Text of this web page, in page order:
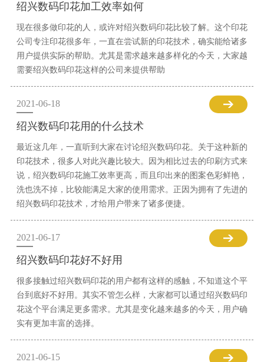
绍兴数码印花加工效率如何
现在很多做印花的人，或许对绍兴数码印花比较了解。这个印花
公司专注印花很多年，一直在尝试新的印花技术，确实能给诸多
用户提供实际的帮助。尤其是需求越来越多样化的今天，大家越
需要绍兴数码印花这样的公司来提供帮助
2021-06-18
绍兴数码印花用的什么技术
最近这几年，一直听到大家在讨论绍兴数码印花。关于这种新的
印花技术，很多人对此兴趣比较大。因为相比过去的印刷方式来
说，绍兴数码印花施工效率更高，而且印出来的图案色彩鲜艳，
洗也洗不掉，比较能满足大家的使用需求。正因为拥有了先进的
绍兴数码印花技术，才给用户带来了诸多便捷。
2021-06-17
绍兴数码印花好不好用
很多接触过绍兴数码印花的用户都有这样的感触，不知道这个平
台到底好不好用。其实不管怎么样，大家都可以通过绍兴数码印
花这个平台满足更多需求。尤其是变化越来越多的今天，用户确
实有更加丰富的选择。
2021-06-15